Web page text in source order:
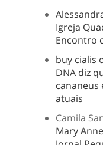
Igreja
Encontro
buy cialis
DNA diz
cananeus
atuais
Camila
Mary